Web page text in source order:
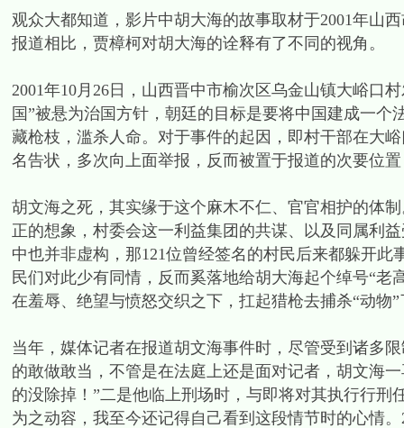
观众大都知道，影片中胡大海的故事取材于2001年山
报道相比，贾樟柯对胡大海的诠释有了不同的视角。
2001年10月26日，山西晋中市榆次区乌金山镇大峪口
国”被悬为治国方针，朝廷的目标是要将中国建成一
藏枪枝，滥杀人命。对于事件的起因，即村干部在大
名告状，多次向上面举报，反而被置于报道的次要位
胡文海之死，其实缘于这个麻木不仁、官官相护的体
正的想象，村委会这一利益集团的共谋、以及同属
中也并非虚构，那121位曾经签名的村民后来都躲开
民们对此少有同情，反而奚落地给胡大海起个绰号“
在羞辱、绝望与愤怒交织之下，扛起猎枪去捕杀“动物”
当年，媒体记者在报道胡文海事件时，尽管受到诸多
的敢做敢当，不管是在法庭上还是面对记者，胡文海
的没除掉！”二是他临上刑场时，与即将对其执行行
为之动容，我至今还记得自己看到这段情节时的心情